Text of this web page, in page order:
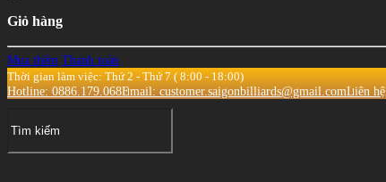
Giỏ hàng
Mua thêm Thanh toán
Thời gian làm việc: Thứ 2 - Thứ 7 ( 8:00 - 18:00)
Hotline: 0886.179.068Email: customer.saigonbilliards@gmail.comLiên hệ